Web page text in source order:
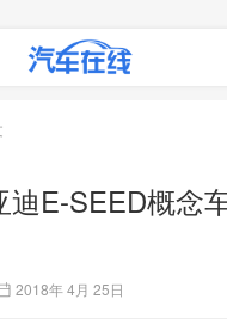
迪E-SEED概念
2018年 4月 25日